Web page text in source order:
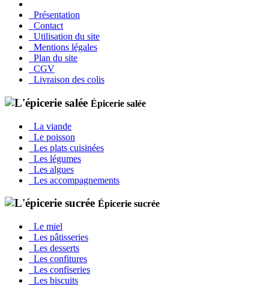
Présentation
Contact
Utilisation du site
Mentions légales
Plan du site
CGV
Livraison des colis
Épicerie salée
La viande
Le poisson
Les plats cuisinées
Les légumes
Les algues
Les accompagnements
Épicerie sucrée
Le miel
Les pâtisseries
Les desserts
Les confitures
Les confiseries
Les biscuits